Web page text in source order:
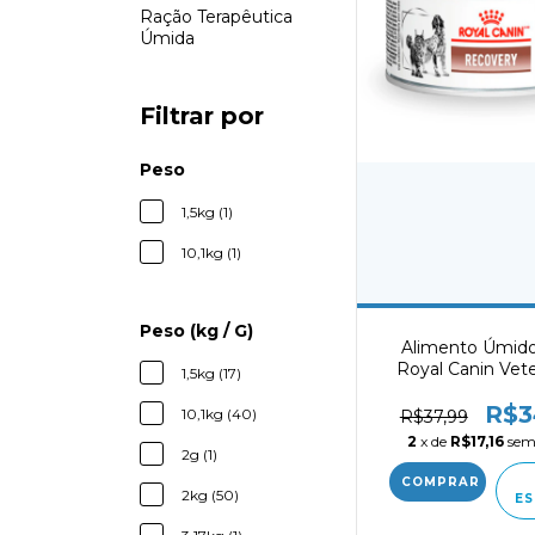
Ração Terapêutica
Úmida
Filtrar por
Peso
1,5kg (1)
10,1kg (1)
Peso (kg / G)
1,5kg (17)
10,1kg (40)
2g (1)
2kg (50)
Alimento
Royal Canin
R$37,99
2 x de R$17,16